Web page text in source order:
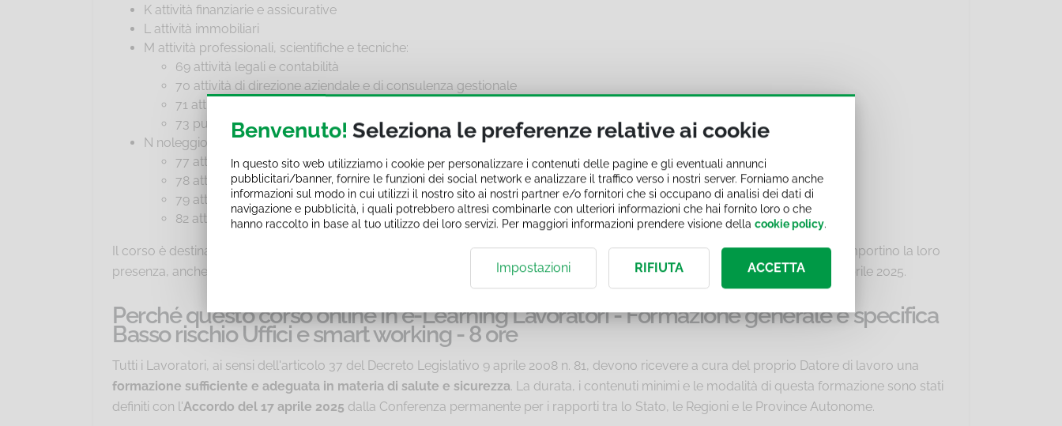
K attività finanziarie e assicurative
L attività immobiliari
M attività professionali, scientifiche e tecniche:
69 attività legali e contabilità
70 attività di direzione aziendale e di consulenza gestionale
71 attività degli studi di architettura e d'ingegneria; collaudi ed analisi tecniche
73 pubblicità e ricerche di mercato
N noleggio, agenzie di viaggio, servizi di supporto alle imprese:
77 attività di noleggio e leasing operativo
78 attività di ricerca, selezione, fornitura di personale
79 attività dei servizi delle agenzie di viaggio, dei tour operator e servizi di prenotazione e attività connesse
82 attività di supporto per le funzioni d'ufficio e altri servizi di supporto alle imprese.
Il corso è destinato anche ai Lavoratori e alle Lavoratrici delle attività aMedioeAlto
rischio che non svolgono mansioni che comportino la loro
presenza, anche saltuaria, nei reparti produttivi, così come indicato nella Parte II, punto 2.1.1 dell'Accordo Stato-Regioni del 17 aprile 2025.
Perché questo corso online in e-Learning Lavoratori - Formazione generale e specifica
Basso rischio Uffici e smart working - 8 ore
Tutti i Lavoratori, ai sensi dell'articolo 37 del Decreto Legislativo 9 aprile 2008 n. 81, devono ricevere a cura del proprio Datore di lavoro una
formazione sufficiente e adeguata in materia di salute e sicurezza. La durata, i contenuti minimi e le modalità di questa formazione sono stati
definiti con l'Accordo del 17 aprile 2025 dalla Conferenza permanente per i rapporti tra lo Stato, le Regioni e le Province Autonome.
Benvenuto! Seleziona le preferenze relative ai cookie
In questo sito web utilizziamo i cookie per personalizzare i contenuti delle pagine e gli eventuali annunci
pubblicitari/banner, fornire le funzioni dei social network e analizzare il traffico verso i nostri server. Forniamo anche
informazioni sul modo in cui utilizzi il nostro sito ai nostri partner e/o fornitori che si occupano di analisi dei dati di
navigazione e pubblicità, i quali potrebbero altresì combinarle con ulteriori informazioni che hai fornito loro o che
hanno raccolto in base al tuo utilizzo dei loro servizi. Per maggiori informazioni prendere visione della cookie policy.
Impostazioni RIFIUTA ACCETTA